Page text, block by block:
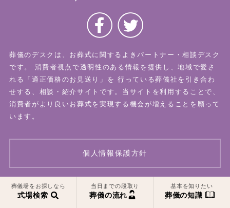
一覧はこちら
一覧はこちら
葬儀場をお探しなら
式場検索
当日までの段取り
葬儀の流れ
基本を知りたい
葬儀の知識
葬儀のデスクは、お葬式に関するよきパートナー・相談デスク
です。
消費者視点で透明性のある情報を提供し、地域で愛さ
れる「適正価格のお見送り」を 行っている葬儀社を引き合わ
せする、相談・紹介サイトです。当サイトを利用することで、
消費者がより良いお葬式を実現する機会が増えることを願って
います。
個人情報保護方針
© 2026 葬儀のデスク All Rights Reserved.